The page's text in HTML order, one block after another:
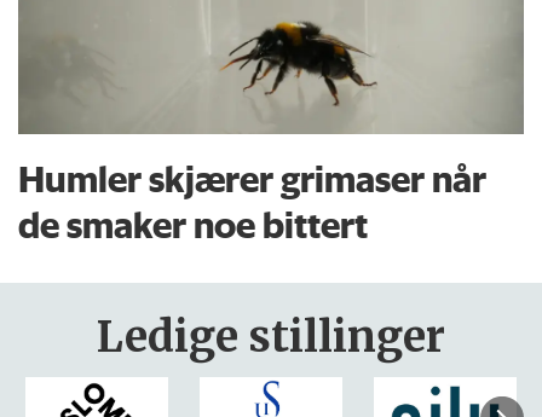
Humler skjærer grimaser når
de smaker noe bittert
Ledige stillinger